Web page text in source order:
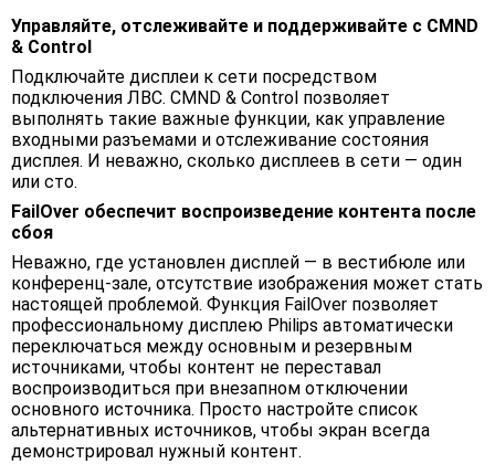
Управляйте, отслеживайте и поддерживайте с CMND
& Control
Подключайте дисплеи к сети посредством
подключения ЛВС. CMND & Control позволяет
выполнять такие важные функции, как управление
входными разъемами и отслеживание состояния
дисплея. И неважно, сколько дисплеев в сети — один
или сто.
FailOver обеспечит воспроизведение контента после
сбоя
Неважно, где установлен дисплей — в вестибюле или
конференц-зале, отсутствие изображения может стать
настоящей проблемой. Функция FailOver позволяет
профессиональному дисплею Philips автоматически
переключаться между основным и резервным
источниками, чтобы контент не переставал
воспроизводиться при внезапном отключении
основного источника. Просто настройте список
альтернативных источников, чтобы экран всегда
демонстрировал нужный контент.